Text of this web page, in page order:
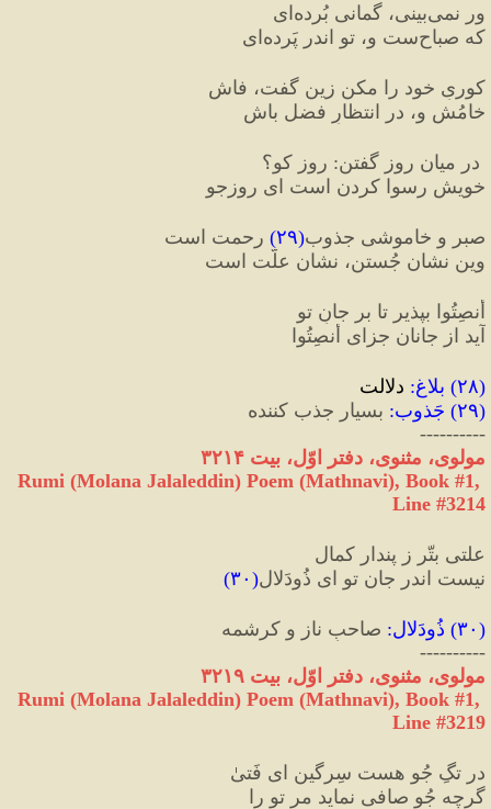
ور نمی‌بینی، گمانی بُرده‌ای
که صباح‌ست و، تو اندر پَرده‌ای
کوریِ خود را مکن زین گفت، فاش
خامُش و، در انتظارِ فضل باش
در میان روز گفتن: روز کو؟
خویش رسوا کردن است ای روزجو
صبر و خاموشی جذوب(۲۹) رحمت است
وین نشان جُستن، نشان علّت است
أنصِتُوا بپذیر تا بر جانِ تو
آید از جانان جزای أنصِتُوا
(۲۸) بلاغ: دلالت
(۲۹) جَذوب: بسیار جذب کننده
----------
مولوی، مثنوی، دفتر اوّل، بیت ۳۲۱۴
Rumi (Molana Jalaleddin) Poem (Mathnavi), Book #1,
Line #3214
علتی بتّر ز پندار کمال
نیست اندر جان تو ای ذُودَلال( ۳۰)
( ۳۰) ذُودَلال: صاحبِ ناز و کرشمه
----------
مولوی، مثنوی، دفتر اوّل، بیت ۳۲۱۹
Rumi (Molana Jalaleddin) Poem (Mathnavi), Book #1,
Line #3219
در تگِ جُو هست سِرگین ای فَتیٰ
گرچه جُو صافی نماید مر تو را